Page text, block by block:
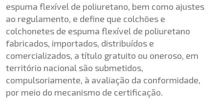
espuma flexível de poliuretano, bem como ajustes
ao regulamento, e define que colchões e
colchonetes de espuma flexível de poliuretano
fabricados, importados, distribuídos e
comercializados, a título gratuito ou oneroso, em
território nacional são submetidos,
compulsoriamente, à avaliação da conformidade,
por meio do mecanismo de certificação.